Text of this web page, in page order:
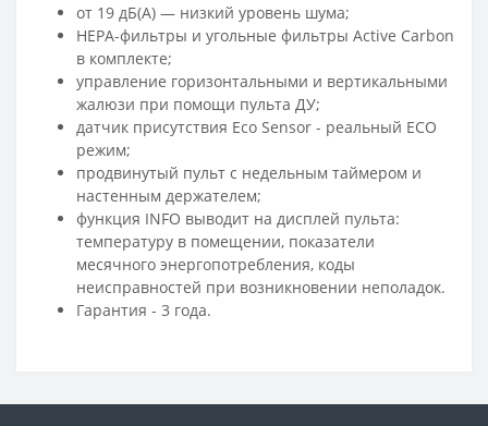
от 19 дБ(А) — низкий уровень шума;
HEPA-фильтры и угольные фильтры Active Carbon
в комплекте;
управление горизонтальными и вертикальными
жалюзи при помощи пульта ДУ;
датчик присутствия Eco Sensor - реальный ECO
режим;
продвинутый пульт с недельным таймером и
настенным держателем;
функция INFO выводит на дисплей пульта:
температуру в помещении, показатели
месячного энергопотребления, коды
неисправностей при возникновении неполадок.
Гарантия - 3 года.